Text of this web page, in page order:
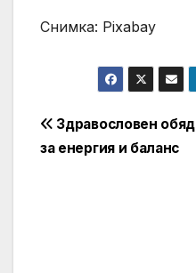
Снимка: Pixabay
Навигация
Здравословен обяд
за енергия и баланс